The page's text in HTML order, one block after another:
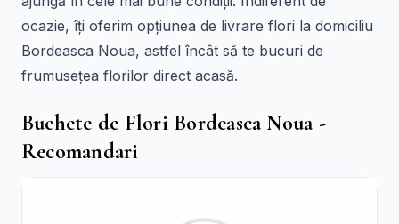
ocazie, îți oferim opțiunea de livrare flori la domiciliu
Bordeasca Noua, astfel încât să te bucuri de
frumusețea florilor direct acasă.
Buchete de Flori Bordeasca Noua -
Recomandari